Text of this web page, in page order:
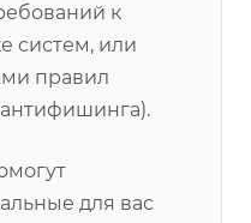
к
систем, или
правил
для вас